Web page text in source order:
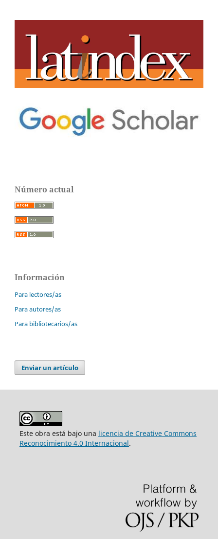
Número actual
Información
Para lectores/as
Para autores/as
Para bibliotecarios/as
Enviar un artículo
Este obra está bajo una licencia de Creative Commons
Reconocimiento 4.0 Internacional.